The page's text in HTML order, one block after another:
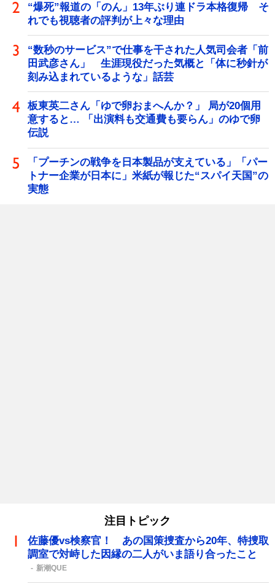
“爆死”報道の「のん」13年ぶり連ドラ本格復帰 そ
れでも視聴者の評判が上々な理由
“数秒のサービス”で仕事を干された人気司会者「前
田武彦さん」 生涯現役だった気概と「体に秒針が
刻み込まれているような」話芸
板東英二さん「ゆで卵おまへんか？」 局が20個用
意すると… 「出演料も交通費も要らん」のゆで卵
伝説
「プーチンの戦争を日本製品が支えている」「パー
トナー企業が日本に」米紙が報じた“スパイ天国”の
実態
注目トピック
佐藤優vs検察官！ あの国策捜査から20年、特捜取
調室で対峙した因縁の二人がいま語り合ったこと
新潮QUE